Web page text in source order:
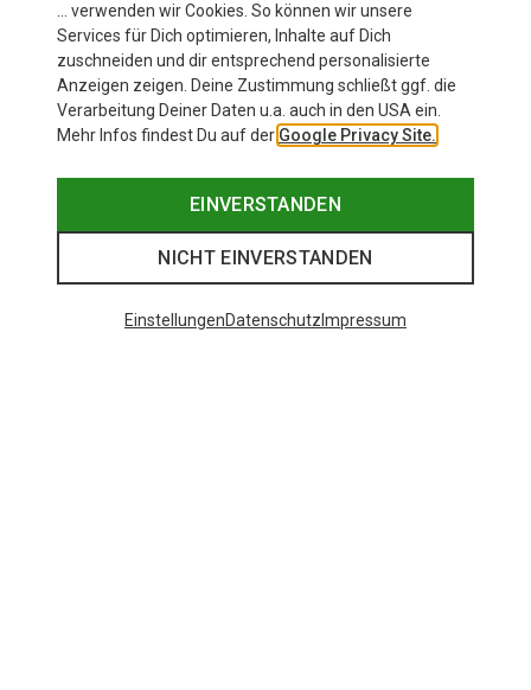
… verwenden wir Cookies. So können wir unsere
Services für Dich optimieren, Inhalte auf Dich
zuschneiden und dir entsprechend personalisierte
Anzeigen zeigen. Deine Zustimmung schließt ggf. die
Verarbeitung Deiner Daten u.a. auch in den USA ein.
Mehr Infos findest Du auf der Google Privacy Site.
EINVERSTANDEN
NICHT EINVERSTANDEN
EinstellungenDatenschutz Impressum